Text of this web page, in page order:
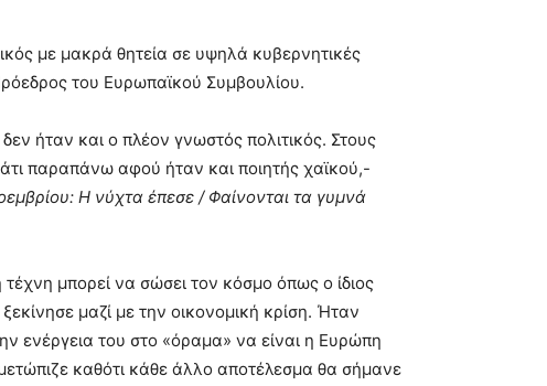
με μακρά θητεία σε υψηλά κυβερνητικές
του Ευρωπαϊκού Συμβουλίου.
ήταν και ο πλέον γνωστός πολιτικός. Στους
παραπάνω αφού ήταν και ποιητής χαϊκού,-
Η νύχτα έπεσε / Φαίνονται τα γυμνά
μπορεί να σώσει τον κόσμο όπως ο ίδιος
μαζί με την οικονομική κρίση. Ήταν
ενέργεια του στο «όραμα» να είναι η Ευρώπη
καθότι κάθε άλλο αποτέλεσμα θα σήμανε